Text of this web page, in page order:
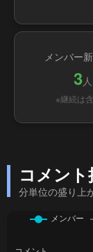
メンバー
3人
※継続は
コメン
分単位の盛り上